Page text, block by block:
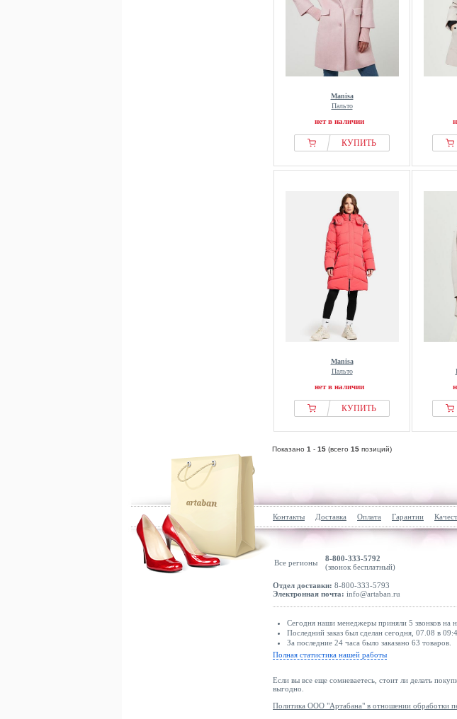
Manisa
Пальто
нет в наличии
КУПИТЬ
Manisa
Пальто
нет в наличии
КУПИТЬ
Показано 1 - 15 (всего 15 позиций)
Контакты Доставка Оплата Гарантии
Все регионы
8-800-333-5792
(звонок бесплатный)
Отдел доставки: 8-800-333-5793
Электронная почта: info@artaban.ru
Сегодня наши менеджеры приняли 5 звонков на
Последний заказ был сделан сегодня, 07.08 в
За последние 24 часа было заказано 63 товаров.
Полная статистика нашей работы
Если вы все еще сомневаетесь, стоит ли делать
выгодно.
Политика ООО "Артабана" в отношении обработки